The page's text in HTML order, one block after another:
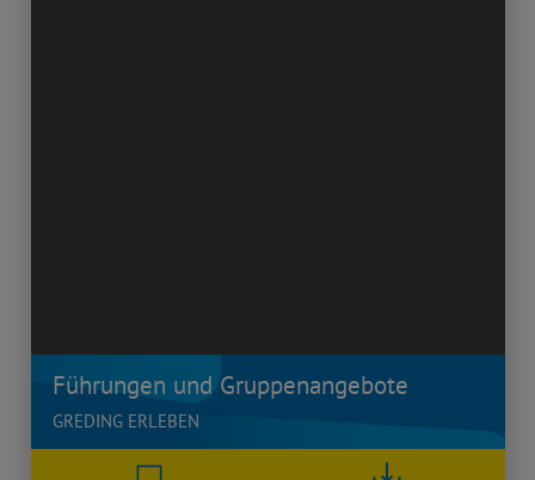
Führungen und Gruppenangebote
GREDING ERLEBEN